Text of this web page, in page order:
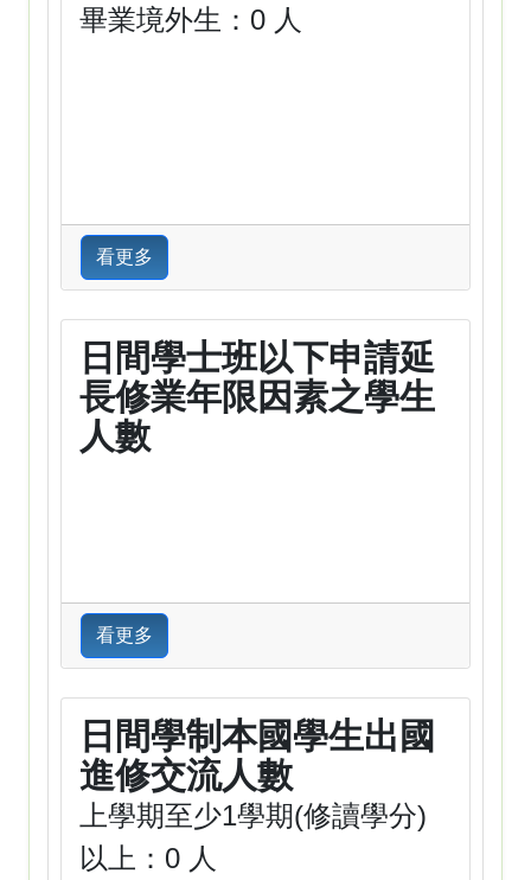
畢業境外生：0 人
看更多
日間學士班以下申請延
長修業年限因素之學生
人數
看更多
日間學制本國學生出國
進修交流人數
上學期至少1學期(修讀學分)
以上：0 人